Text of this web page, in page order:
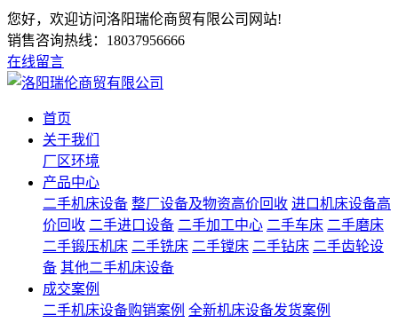
您好，欢迎访问洛阳瑞伦商贸有限公司网站!
销售咨询热线： 18037956666
在线留言
首页
关于我们
厂区环境
产品中心
二手机床设备 整厂设备及物资高价回收 进口机床设备高
价回收 二手进口设备 二手加工中心 二手车床 二手磨床
二手锻压机床 二手铣床 二手镗床 二手钻床 二手齿轮设
备 其他二手机床设备
成交案例
二手机床设备购销案例 全新机床设备发货案例